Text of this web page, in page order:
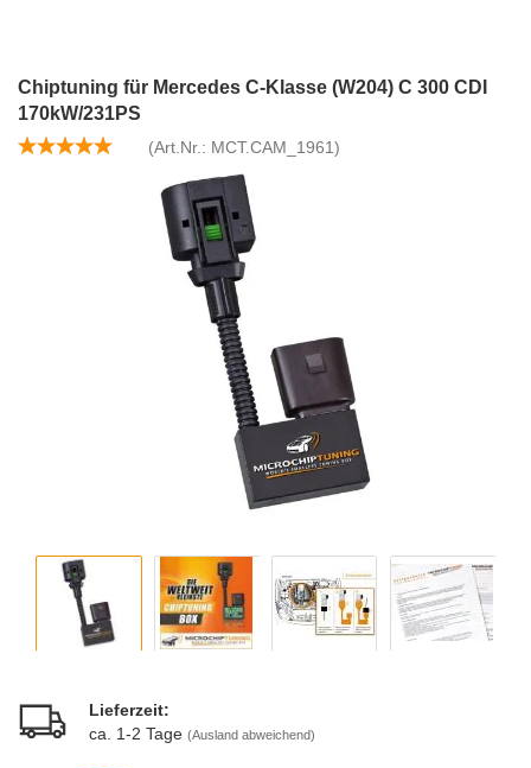
Chiptuning für Mercedes C-Klasse (W204) C 300 CDI
170kW/231PS
(Art.Nr.: MCT.CAM_1961)
Lieferzeit:
ca. 1-2 Tage (Ausland abweichend)